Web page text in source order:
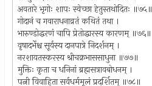
अवतारे भृगोः शापः स्वेच्छा हेतुस्तथोदितः ॥७५॥
गोदानं च गवाराधनाव्रतं कथितं तथा ।
भारुण्डोद्धरणं चापि प्रेतोद्धारस्य कारणम् ॥७६॥
वृषादर्भेश्च सूर्यस्य दानपात्रे निदर्शनम् ।
नरशायतस्करस्य श्रीचक्रभाससाधुना ॥७७॥
मुक्तिः कृता च धनिनां ब्रह्मसत्रावबोधनम् ।
पत्नी विवाहिता सर्वधर्ममूलं प्रदर्शितम् ॥७८॥